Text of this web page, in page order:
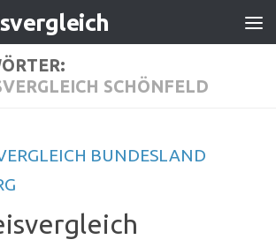
springen
SCHÖNFELD
BUNDESLAND